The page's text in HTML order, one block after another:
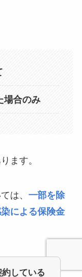
場合のみ
ます。
は、 一部を除
による保険金
している